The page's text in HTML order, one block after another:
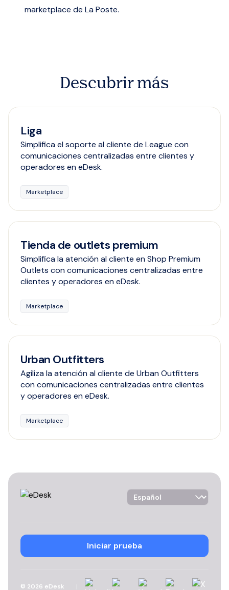
marketplace de La Poste.
Descubrir más
Liga
Simplifica el soporte al cliente de League con
comunicaciones centralizadas entre clientes y
operadores en eDesk.
Marketplace
Tienda de outlets premium
Simplifica la atención al cliente en Shop Premium
Outlets con comunicaciones centralizadas entre
clientes y operadores en eDesk.
Marketplace
Urban Outfitters
Agiliza la atención al cliente de Urban Outfitters
con comunicaciones centralizadas entre clientes
y operadores en eDesk.
Marketplace
Language Selector
Iniciar prueba
© 2026 eDesk LinkedinInstagramYouTubeFacebook
X